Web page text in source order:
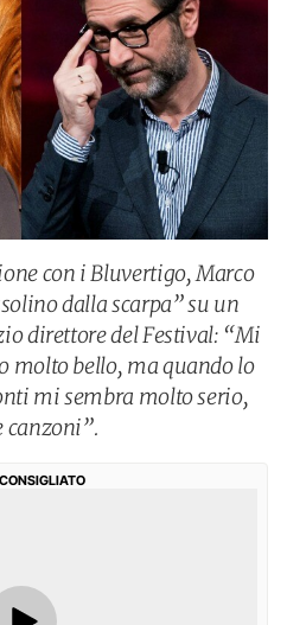
con i Bluvertigo, Marco
dalla scarpa” su un
direttore del Festival: “Mi
molto bello, ma quando lo
mi sembra molto serio,
canzoni”.